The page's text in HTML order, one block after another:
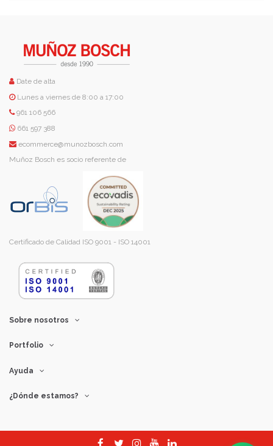
Date de alta
Lunes a viernes de 8:00 a 17:00
961 106 566
661 597 388
ecommerce@munozbosch.com
Muñoz Bosch es socio referente de
Certificado de Calidad ISO 9001 - ISO 14001
Sobre nosotros
Portfolio
Ayuda
¿Dónde estamos?